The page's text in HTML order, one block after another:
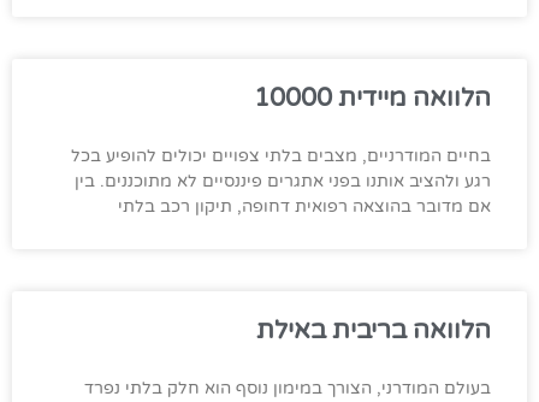
הלוואה מיידית 10000
בחיים המודרניים, מצבים בלתי צפויים יכולים להופיע בכל
רגע ולהציב אותנו בפני אתגרים פיננסיים לא מתוכננים. בין
אם מדובר בהוצאה רפואית דחופה, תיקון רכב בלתי
הלוואה בריבית באילת
בעולם המודרני, הצורך במימון נוסף הוא חלק בלתי נפרד